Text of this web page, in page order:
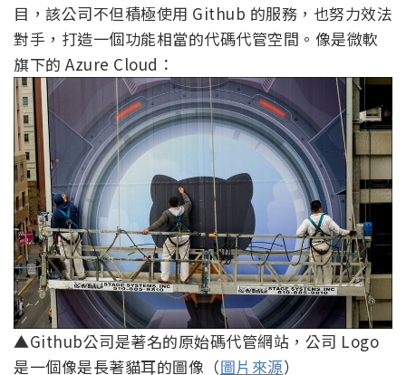
目，該公司不但積極使用 Github 的服務，也努力效法
對手，打造一個功能相當的代碼代管空間。像是微軟
旗下的 Azure Cloud：
▲Github公司是著名的原始碼代管網站，公司 Logo
是一個像是長著貓耳的圖像（圖片來源）